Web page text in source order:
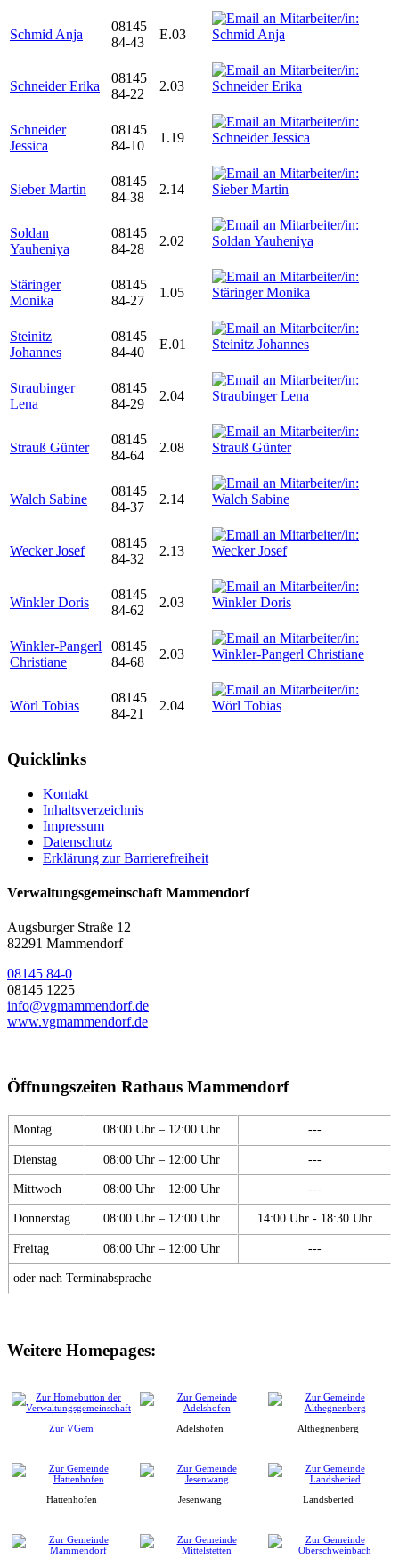
Schmid Anja
08145
84-43
E.03
Schneider Erika
08145
84-22
2.03
Schneider
Jessica
08145
84-10
1.19
Sieber Martin
08145
84-38
2.14
Soldan
Yauheniya
08145
84-28
2.02
Stäringer
Monika
08145
84-27
1.05
Steinitz
Johannes
08145
84-40
E.01
Straubinger
Lena
08145
84-29
2.04
Strauß Günter
08145
84-64
2.08
Walch Sabine
08145
84-37
2.14
Wecker Josef
08145
84-32
2.13
Winkler Doris
08145
84-62
2.03
Winkler-Pangerl
Christiane
08145
84-68
2.03
Wörl Tobias
08145
84-21
2.04
Quicklinks
Kontakt
Inhaltsverzeichnis
Impressum
Datenschutz
Erklärung zur Barrierefreiheit
Verwaltungsgemeinschaft Mammendorf
Augsburger Straße 12
82291 Mammendorf
08145 84-0
08145 1225
info@vgmammendorf.de
www.vgmammendorf.de
Öffnungszeiten Rathaus Mammendorf
Montag 08:00 Uhr – 12:00 Uhr ---
Dienstag 08:00 Uhr – 12:00 Uhr ---
Mittwoch 08:00 Uhr – 12:00 Uhr ---
Donnerstag 08:00 Uhr – 12:00 Uhr 14:00 Uhr - 18:30 Uhr
Freitag 08:00 Uhr – 12:00 Uhr ---
oder nach Terminabsprache
Weitere Homepages:
Zur VGem Adelshofen Althegnenberg
Hattenhofen Jesenwang Landsberied